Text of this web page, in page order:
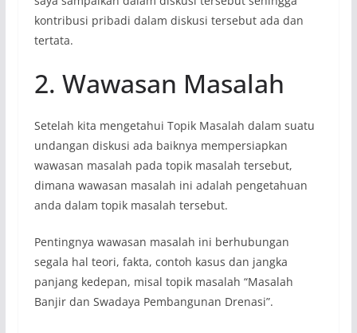
kontribusi pribadi dalam diskusi tersebut ada dan
tertata.
2. Wawasan Masalah
Setelah kita mengetahui Topik Masalah dalam suatu
undangan diskusi ada baiknya mempersiapkan
wawasan masalah pada topik masalah tersebut,
dimana wawasan masalah ini adalah pengetahuan
anda dalam topik masalah tersebut.
Pentingnya wawasan masalah ini berhubungan
segala hal teori, fakta, contoh kasus dan jangka
panjang kedepan, misal topik masalah “Masalah
Banjir dan Swadaya Pembangunan Drenasi”.